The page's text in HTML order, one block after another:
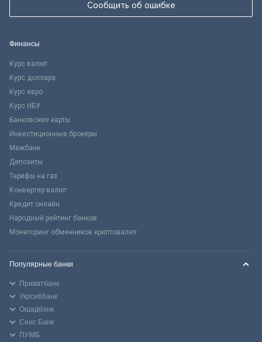
Сообщить об ошибке
Финансы
Курс валют
Курс доллара
Курс евро
Курс НБУ
Банковские карты
Инвестиционные брокеры
Межбанк
Депозиты
Тарифы на газ
Конвертер валют
Кредит онлайн
Народный рейтинг банков
Мониторинг обменников криптовалют
Популярные банки
Приватбанк
Укрсиббанк
Ощадбанк
Сенс Банк
ПУМБ